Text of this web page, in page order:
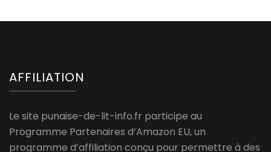
AFFILIATION
Le site punaise-de-lit-info.fr participe au
Programme Partenaires d’Amazon EU, un
programme d’affiliation conçu pour permettre à des